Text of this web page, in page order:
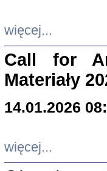
więcej...
Call for
Materiały
14.01.2026
więcej...